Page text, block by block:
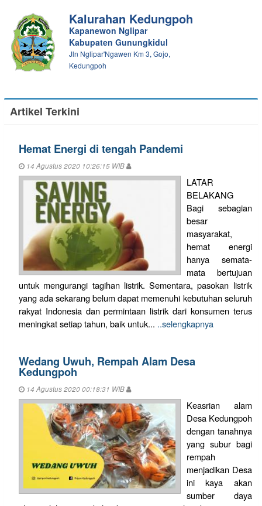
Kalurahan Kedungpoh
Kapanewon Nglipar
Kabupaten Gunungkidul
Jln Nglipar'Ngawen Km 3, Gojo,
Kedungpoh
Artikel Terkini
Hemat Energi di tengah Pandemi
14 Agustus 2020 10:26:15 WIB
LATAR
BELAKANG
Bagi sebagian
besar
masyarakat,
hemat energi
hanya semata-
mata bertujuan
untuk mengurangi tagihan listrik. Sementara, pasokan listrik
yang ada sekarang belum dapat memenuhi kebutuhan seluruh
rakyat Indonesia dan permintaan listrik dari konsumen terus
meningkat setiap tahun, baik untuk... ..selengkapnya
Wedang Uwuh, Rempah Alam Desa
Kedungpoh
14 Agustus 2020 00:18:31 WIB
Keasrian alam
Desa Kedungpoh
dengan tanahnya
yang subur bagi
rempah
menjadikan Desa
ini kaya akan
sumber daya